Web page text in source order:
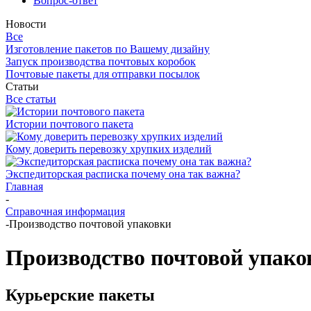
Новости
Все
Изготовление пакетов по Вашему дизайну
Запуск производства почтовых коробок
Почтовые пакеты для отправки посылок
Статьи
Все статьи
Истории почтового пакета
Кому доверить перевозку хрупких изделий
Экспедиторская расписка почему она так важна?
Главная
-
Справочная информация
-Производство почтовой упаковки
Производство почтовой
Курьерские пакеты